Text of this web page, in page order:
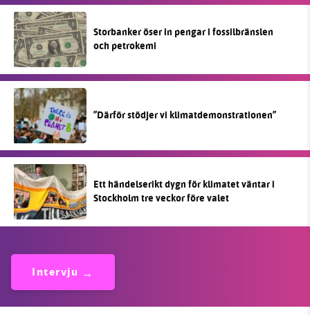
Storbanker öser in pengar i fossilbränslen
och petrokemi
”Därför stödjer vi klimatdemonstrationen”
Ett händelserikt dygn för klimatet väntar i
Stockholm tre veckor före valet
Intervju